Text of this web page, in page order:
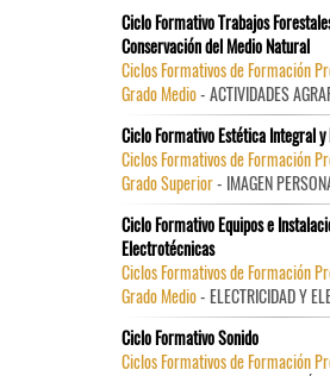
Ciclo Formativo Trabajos
Conservación del Medio Natural
Ciclos Formativos de Formación
Grado Medio- ACTIVIDADES
Ciclo Formativo Estética Integral
Ciclos Formativos de Formación
Grado Superior- IMAGEN
Ciclo Formativo Equipos e
Electrotécnicas
Ciclos Formativos de Formación
Grado Medio- ELECTRICIDAD Y
Ciclo Formativo Sonido
Ciclos Formativos de Formación